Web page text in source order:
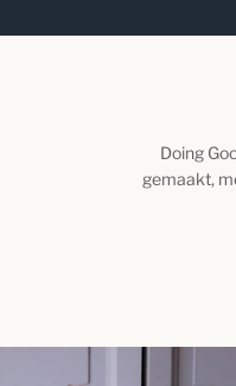
Doing
gemaakt,